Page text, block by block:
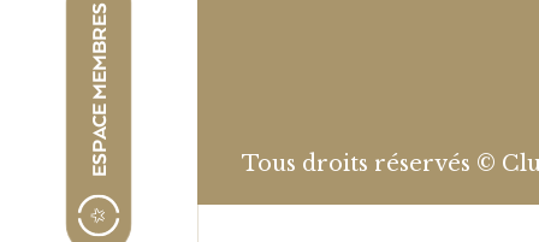
ESPACE MEMBRES Tous droits réservés ©